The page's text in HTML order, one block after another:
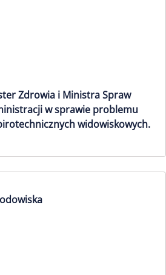
Zdrowia i Ministra Spraw
w sprawie problemu
widowiskowych.